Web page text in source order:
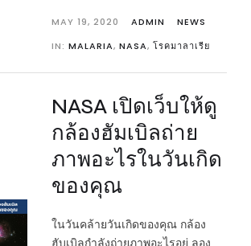
MAY 19, 2020 ADMIN
NEWS
IN: MALARIA, NASA, โรคมาลาเรีย
NASA เปิดเว็บให้ดู
กล้องฮัมเบิลถ่าย
ภาพอะไรในวันเกิด
ของคุณ
ในวันคล้ายวันเกิดของคุณ กล้อง